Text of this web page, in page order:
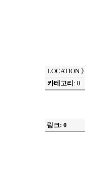
LOCATION 》
카테고리 : 0
링크: 0